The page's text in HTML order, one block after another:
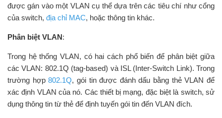
được gán vào một VLAN cụ thể dựa trên các tiêu chí như cổng
của switch, địa chỉ MAC, hoặc thông tin khác.
Phân biệt VLAN:
Trong hệ thống VLAN, có hai cách phổ biến để phân biệt giữa
các VLAN: 802.1Q (tag-based) và ISL (Inter-Switch Link). Trong
trường hợp802.1Q, gói tin được đánh dấu bằng thẻ VLAN để
xác định VLAN của nó. Các thiết bị mạng, đặc biệt là switch, sử
dụng thông tin từ thẻ để định tuyến gói tin đến VLAN đích.